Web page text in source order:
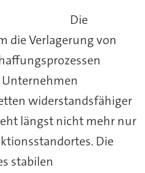
Die
die Verlagerung von
Unternehmen
widerstandsfähiger
längst nicht mehr nur
Die
stabilen